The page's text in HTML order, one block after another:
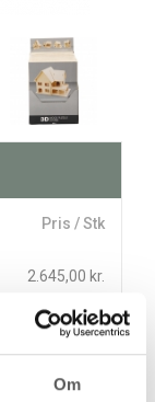
Om
Pris / Stk
2.645,00 kr.
2.645,00kr.